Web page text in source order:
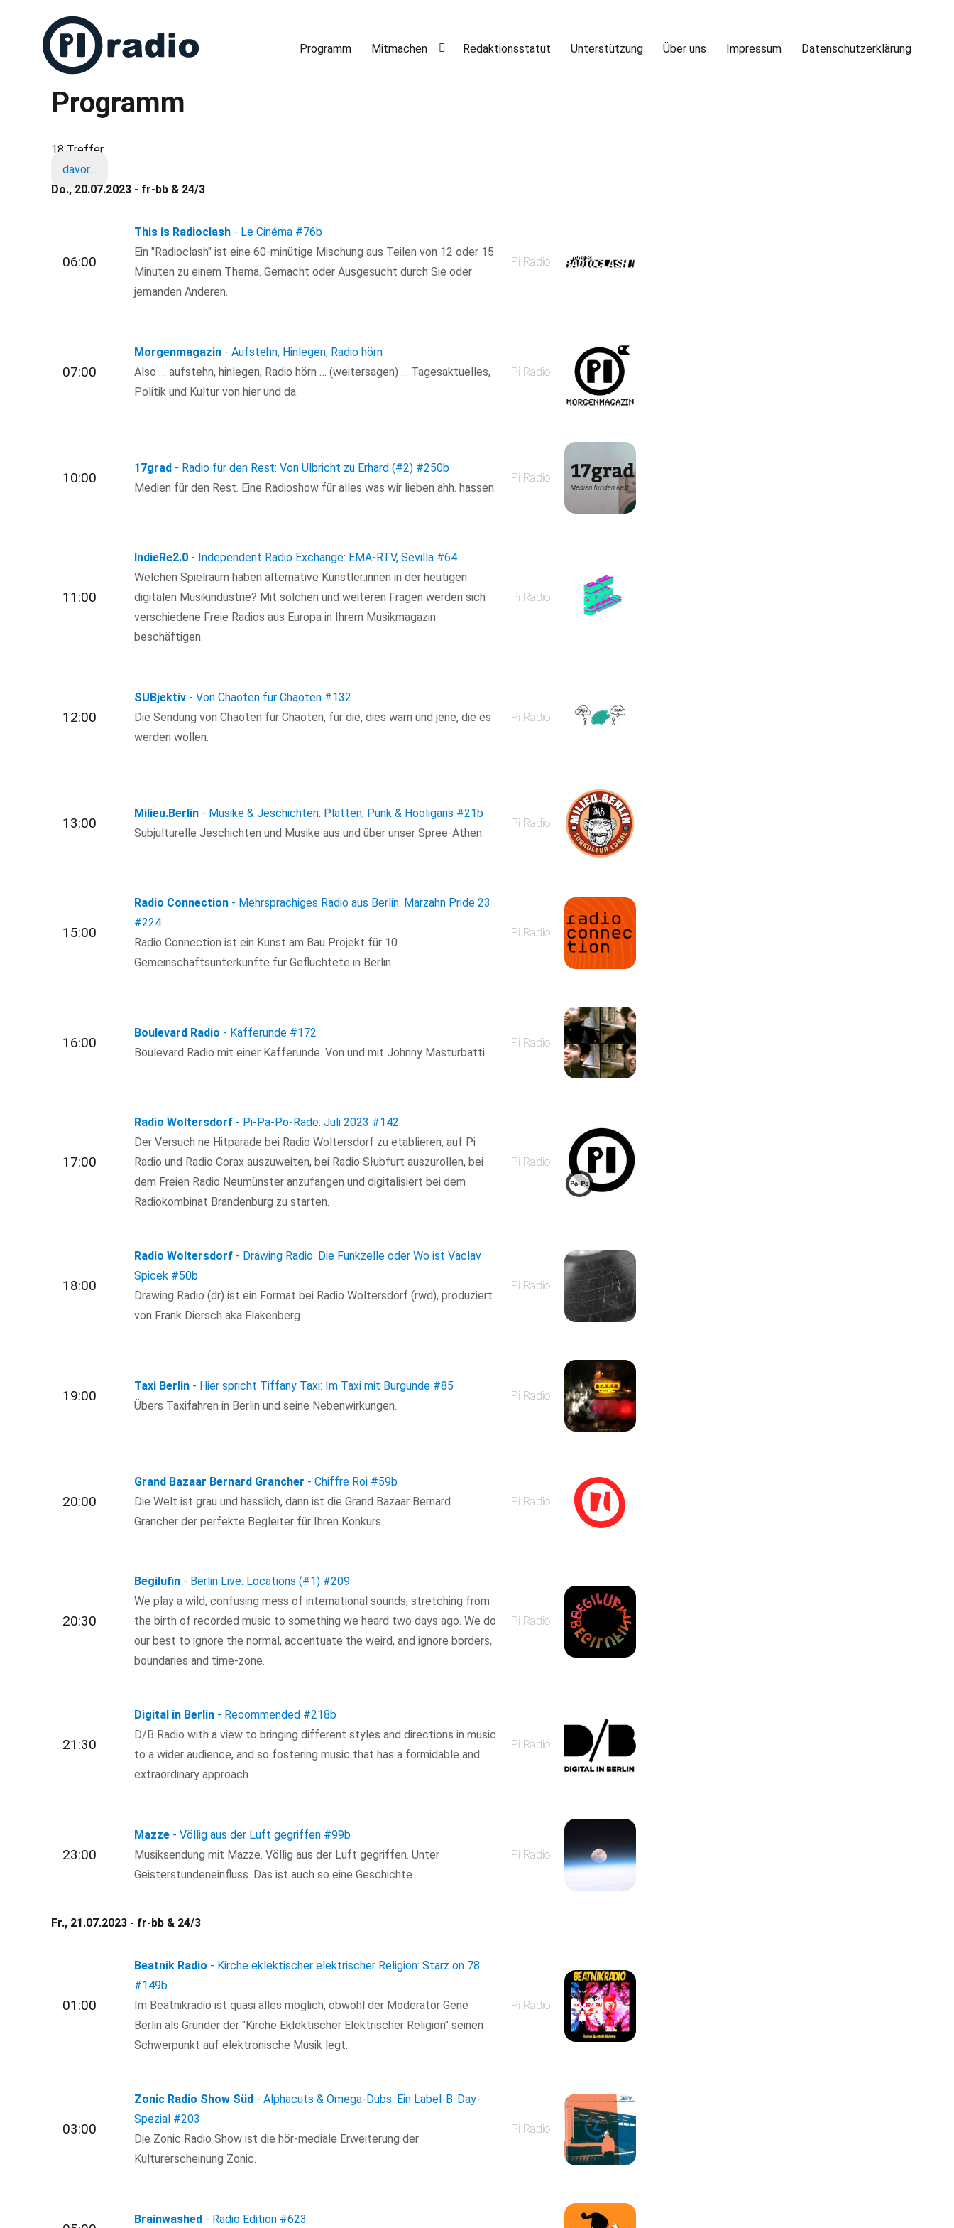
Freies Radio in Berlin
Programm Mitmachen Redaktionsstatut Unterstützung Über uns Impressum Datenschutzerklärung
Programm
18 Treffer
davor…
Do., 20.07.2023 - fr-bb & 24/3
06:00
This is Radioclash - Le Cinéma #76b
Ein "Radioclash" ist eine 60-minütige Mischung aus Teilen von 12 oder 15
Minuten zu einem Thema. Gemacht oder Ausgesucht durch Sie oder
jemanden Anderen.
Pi Radio
07:00
Morgenmagazin - Aufstehn, Hinlegen, Radio hörn
Also … aufstehn, hinlegen, Radio hörn … (weitersagen) … Tagesaktuelles,
Politik und Kultur von hier und da.
Pi Radio
10:00
17grad - Radio für den Rest: Von Ulbricht zu Erhard (#2) #250b
Medien für den Rest. Eine Radioshow für alles was wir lieben ähh. hassen.
Pi Radio
11:00
IndieRe2.0 - Independent Radio Exchange: EMA-RTV, Sevilla #64
Welchen Spielraum haben alternative Künstler:innen in der heutigen
digitalen Musikindustrie? Mit solchen und weiteren Fragen werden sich
verschiedene Freie Radios aus Europa in Ihrem Musikmagazin
beschäftigen.
Pi Radio
12:00
SUBjektiv - Von Chaoten für Chaoten #132
Die Sendung von Chaoten für Chaoten, für die, dies warn und jene, die es
werden wollen.
Pi Radio
13:00
Milieu.Berlin - Musike & Jeschichten: Platten, Punk & Hooligans #21b
Subjulturelle Jeschichten und Musike aus und über unser Spree-Athen.
Pi Radio
15:00
Radio Connection - Mehrsprachiges Radio aus Berlin: Marzahn Pride 23
#224
Radio Connection ist ein Kunst am Bau Projekt für 10
Gemeinschaftsunterkünfte für Geflüchtete in Berlin.
Pi Radio
16:00
Boulevard Radio - Kafferunde #172
Boulevard Radio mit einer Kafferunde. Von und mit Johnny Masturbatti.
Pi Radio
17:00
Radio Woltersdorf - Pi-Pa-Po-Rade: Juli 2023 #142
Der Versuch ne Hitparade bei Radio Woltersdorf zu etablieren, auf Pi
Radio und Radio Corax auszuweiten, bei Radio Słubfurt auszurollen, bei
dem Freien Radio Neumünster anzufangen und digitalisiert bei dem
Radiokombinat Brandenburg zu starten.
Pi Radio
18:00
Radio Woltersdorf - Drawing Radio: Die Funkzelle oder Wo ist Vaclav
Spicek #50b
Drawing Radio (dr) ist ein Format bei Radio Woltersdorf (rwd), produziert
von Frank Diersch aka Flakenberg
Pi Radio
19:00
Taxi Berlin - Hier spricht Tiffany Taxi: Im Taxi mit Burgunde #85
Übers Taxifahren in Berlin und seine Nebenwirkungen.
Pi Radio
20:00
Grand Bazaar Bernard Grancher - Chiffre Roi #59b
Die Welt ist grau und hässlich, dann ist die Grand Bazaar Bernard
Grancher der perfekte Begleiter für Ihren Konkurs.
Pi Radio
20:30
Begilufin - Berlin Live: Locations (#1) #209
We play a wild, confusing mess of international sounds, stretching from
the birth of recorded music to something we heard two days ago. We do
our best to ignore the normal, accentuate the weird, and ignore borders,
boundaries and time-zone.
Pi Radio
21:30
Digital in Berlin - Recommended #218b
D/B Radio with a view to bringing different styles and directions in music
to a wider audience, and so fostering music that has a formidable and
extraordinary approach.
Pi Radio
23:00
Mazze - Völlig aus der Luft gegriffen #99b
Musiksendung mit Mazze. Völlig aus der Luft gegriffen. Unter
Geisterstundeneinfluss. Das ist auch so eine Geschichte...
Pi Radio
Fr., 21.07.2023 - fr-bb & 24/3
01:00
Beatnik Radio - Kirche eklektischer elektrischer Religion: Starz on 78
#149b
Im Beatnikradio ist quasi alles möglich, obwohl der Moderator Gene
Berlin als Gründer der "Kirche Eklektischer Elektrischer Religion" seinen
Schwerpunkt auf elektronische Musik legt.
Pi Radio
03:00
Zonic Radio Show Süd - Alphacuts & Omega-Dubs: Ein Label-B-Day-
Spezial #203
Die Zonic Radio Show ist die hör-mediale Erweiterung der
Kulturerscheinung Zonic.
Pi Radio
Brainwashed - Radio Edition #623